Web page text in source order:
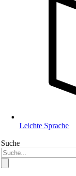
Leichte Sprache
Suche